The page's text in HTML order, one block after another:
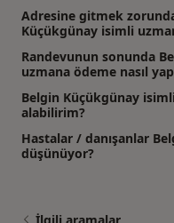
Adresine gitmek
Küçükgünay isimli
Randevunun sonunda
uzmana ödeme nasıl
Belgin Küçükgünay
alabilirim?
Hastalar / danışanlar
düşünüyor?